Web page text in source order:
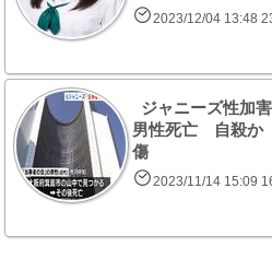
2023/12/04 13:48
ジャニーズ性加
男性死亡 自殺か
傷
2023/11/14 15:09